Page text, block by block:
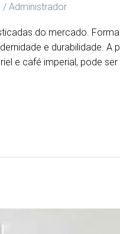
/ Administrador
do mercado.
e durabilidade.
e café imperial, pode ser